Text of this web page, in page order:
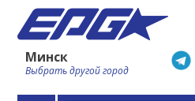
Минск
Выбрать другой город